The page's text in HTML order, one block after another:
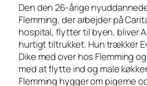
Den den 26-årige
Flemming, der arbejder på
hospital, flytter til byen, bliver
hurtigt tiltrukket. Hun trækker
Dike med over hos Flemming
med at flytte ind og male
Flemming hygger om pigerne